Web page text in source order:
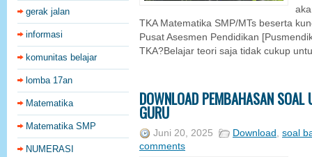
gerak jalan
informasi
komunitas belajar
lomba 17an
Matematika
Matematika SMP
NUMERASI
TKA Matematika SMP/MTs beserta
Pusat Asesmen Pendidikan
TKA?Belajar teori saja tidak cukup
DOWNLOAD PEMBAHASAN SOAL
GURU
Juni 20, 2025 Download , soal
comments